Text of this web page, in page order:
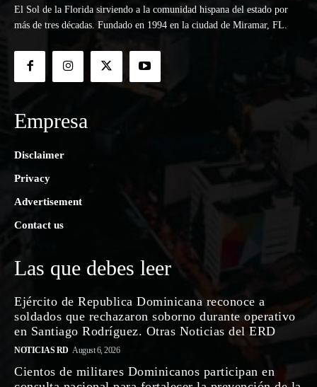
El Sol de la Florida sirviendo a la comunidad hispana del estado por
más de tres décadas. Fundado en 1994 en la ciudad de Miramar, FL.
Empresa
Disclaimer
Privacy
Advertisement
Contact us
Las que debes leer
Ejército de Republica Dominicana reconoce a
soldados que rechazaron soborno durante operativo
en Santiago Rodríguez. Otras Noticias del ERD
NOTICIAS RD August 6, 2026
Cientos de militares Dominicanos participan en